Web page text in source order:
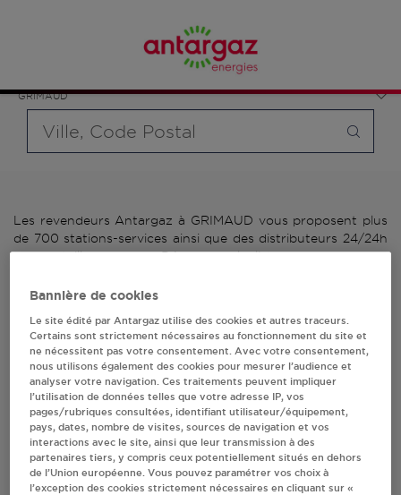
Provence-Alpes-Côte d'Azur
GRIMAUD
bouteille souhaité et le type de point de vente (revendeur /
distributeur automatique de bouteilles de gaz ou station GPL
carburant)
Les revendeurs Antargaz à GRIMAUD vous proposent plus
de 700 stations-services ainsi que des distributeurs 24/24h
de bouteilles de gaz. Découvrez la liste des revendeurs
votre stations GPL ou distributeurs de bouteilles de gaz.
2 revendeur(s) Antargaz
à GRIMAUD
Villes
BERGON GRIMAUD
Bannière de cookies
Le site édité par Antargaz utilise des cookies et autres traceurs.
Certains sont strictement nécessaires au fonctionnement du site et
ne nécessitent pas votre consentement. Avec votre consentement,
nous utilisons également des cookies pour mesurer l’audience et
analyser votre navigation. Ces traitements peuvent impliquer
l’utilisation de données telles que votre adresse IP, vos
pages/rubriques consultées, identifiant utilisateur/équipement,
pays, dates, nombre de visites, sources de navigation et vos
interactions avec le site, ainsi que leur transmission à des
partenaires tiers, y compris ceux potentiellement situés en dehors
de l’Union européenne. Vous pouvez paramétrer vos choix à
l’exception des cookies strictement nécessaires en cliquant sur «